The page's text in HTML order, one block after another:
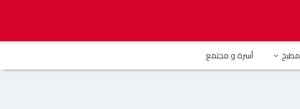
مطبخ أسرة و مجتمع